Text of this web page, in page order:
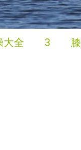
操大全 3 膝